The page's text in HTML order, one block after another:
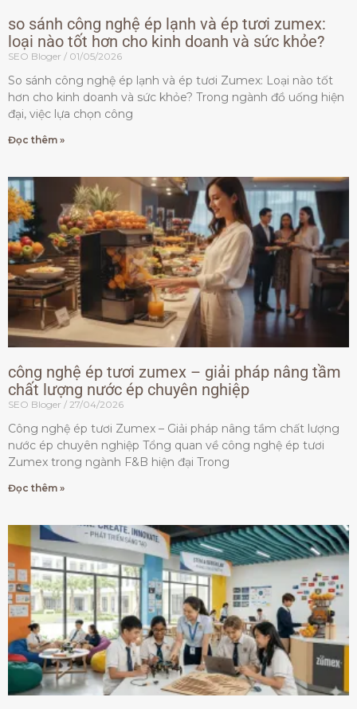
so sánh công nghệ ép lạnh và ép tươi zumex:
loại nào tốt hơn cho kinh doanh và sức khỏe?
SEO Bloger 01/05/2026
So sánh công nghệ ép lạnh và ép tươi Zumex: Loại nào tốt
hơn cho kinh doanh và sức khỏe? Trong ngành đồ uống hiện
đại, việc lựa chọn công
Đọc thêm »
công nghệ ép tươi zumex – giải pháp nâng tầm
chất lượng nước ép chuyên nghiệp
SEO Bloger 27/04/2026
Công nghệ ép tươi Zumex – Giải pháp nâng tầm chất lượng
nước ép chuyên nghiệp Tổng quan về công nghệ ép tươi
Zumex trong ngành F&B hiện đại Trong
Đọc thêm »